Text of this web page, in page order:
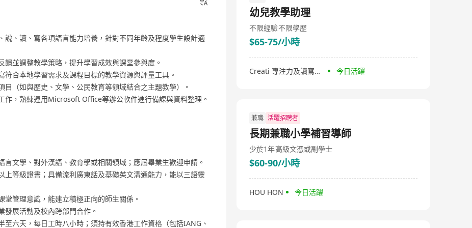
說、讀、寫各項語言能力培養，針對不同年齡及程度學生設計適
並調整教學策略，提升學習成效與課堂參與度。
合本地學習需求及課程目標的教學資源與評量工具。
（如與歷史、文學、公民教育等領域結合之主題教學）。
作，熟練運用Microsoft Office等辦公軟件進行備課與資料整理。
文學、對外漢語、教育學或相關領域；應屆畢業生歡迎申請。
等級證書；具備流利廣東話及基礎英文溝通能力，能以三語靈
管理意識，能建立積極正向的師生關係。
展活動及校內跨部門合作。
六天，每日工時八小時；須持有效香港工作資格（包括IANG、
幼兒教學助理
不限經驗不限學歷
$65-75/小時
Creati 專注力及讀寫中心 今日活躍
兼職 活躍招聘者
長期兼職小學補習導師
少於1年高級文憑或副學士
$60-90/小時
HOU HON 今日活躍